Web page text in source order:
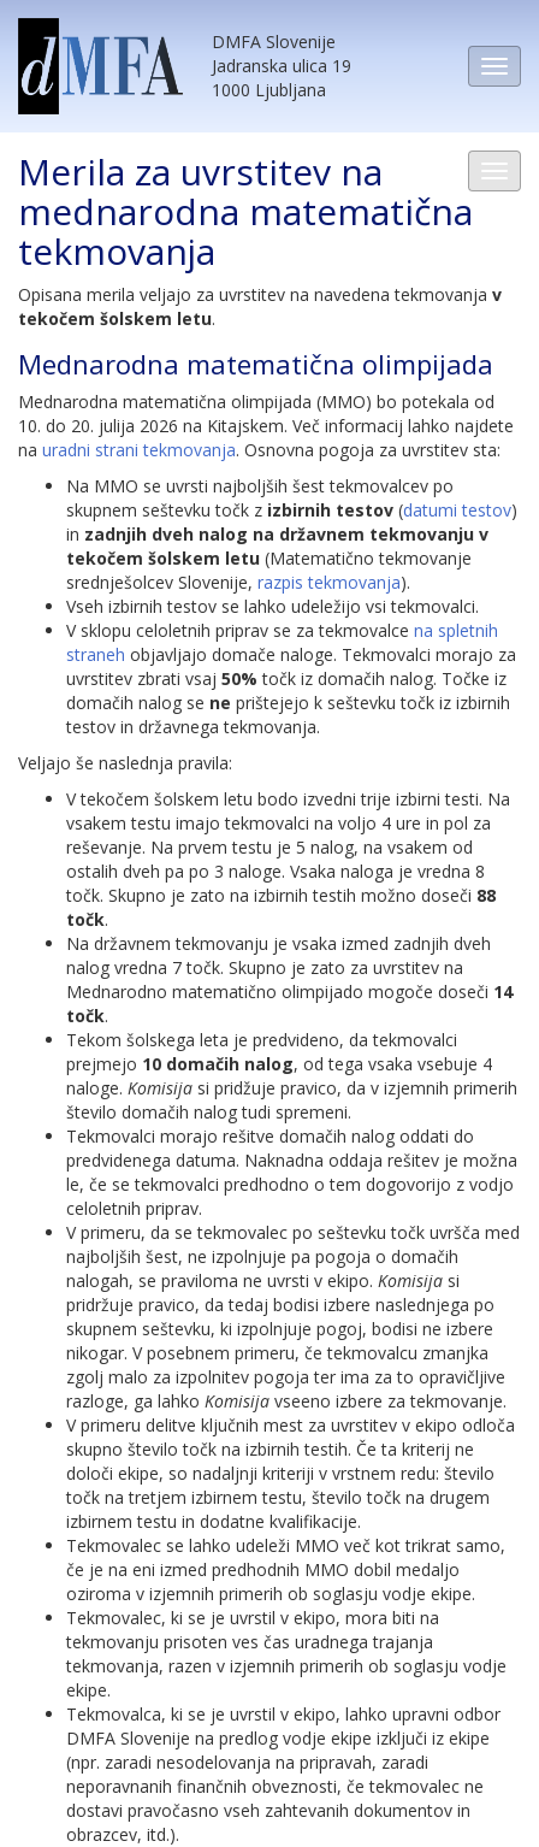
DMFA Slovenije
Jadranska ulica 19
1000 Ljubljana
Merila za uvrstitev na
mednarodna matematična
tekmovanja
Opisana merila veljajo za uvrstitev na navedena tekmovanja v
tekočem šolskem letu.
Mednarodna matematična olimpijada
Mednarodna matematična olimpijada (MMO) bo potekala od
10. do 20. julija 2026 na Kitajskem. Več informacij lahko najdete
na uradni strani tekmovanja. Osnovna pogoja za uvrstitev sta:
Na MMO se uvrsti najboljših šest tekmovalcev po
skupnem seštevku točk z izbirnih testov (datumi testov)
in zadnjih dveh nalog na državnem tekmovanju v
tekočem šolskem letu (Matematično tekmovanje
srednješolcev Slovenije, razpis tekmovanja).
Vseh izbirnih testov se lahko udeležijo vsi tekmovalci.
V sklopu celoletnih priprav se za tekmovalce na spletnih
straneh objavljajo domače naloge. Tekmovalci morajo za
uvrstitev zbrati vsaj 50% točk iz domačih nalog. Točke iz
domačih nalog se ne prištejejo k seštevku točk iz izbirnih
testov in državnega tekmovanja.
Veljajo še naslednja pravila:
V tekočem šolskem letu bodo izvedni trije izbirni testi. Na
vsakem testu imajo tekmovalci na voljo 4 ure in pol za
reševanje. Na prvem testu je 5 nalog, na vsakem od
ostalih dveh pa po 3 naloge. Vsaka naloga je vredna 8
točk. Skupno je zato na izbirnih testih možno doseči 88
točk.
Na državnem tekmovanju je vsaka izmed zadnjih dveh
nalog vredna 7 točk. Skupno je zato za uvrstitev na
Mednarodno matematično olimpijado mogoče doseči 14
točk.
Tekom šolskega leta je predvideno, da tekmovalci
prejmejo 10 domačih nalog, od tega vsaka vsebuje 4
naloge. Komisija si pridžuje pravico, da v izjemnih primerih
število domačih nalog tudi spremeni.
Tekmovalci morajo rešitve domačih nalog oddati do
predvidenega datuma. Naknadna oddaja rešitev je možna
le, če se tekmovalci predhodno o tem dogovorijo z vodjo
celoletnih priprav.
V primeru, da se tekmovalec po seštevku točk uvršča med
najboljših šest, ne izpolnjuje pa pogoja o domačih
nalogah, se praviloma ne uvrsti v ekipo. Komisija si
pridržuje pravico, da tedaj bodisi izbere naslednjega po
skupnem seštevku, ki izpolnjuje pogoj, bodisi ne izbere
nikogar. V posebnem primeru, če tekmovalcu zmanjka
zgolj malo za izpolnitev pogoja ter ima za to opravičljive
razloge, ga lahko Komisija vseeno izbere za tekmovanje.
V primeru delitve ključnih mest za uvrstitev v ekipo odloča
skupno število točk na izbirnih testih. Če ta kriterij ne
določi ekipe, so nadaljnji kriteriji v vrstnem redu: število
točk na tretjem izbirnem testu, število točk na drugem
izbirnem testu in dodatne kvalifikacije.
Tekmovalec se lahko udeleži MMO več kot trikrat samo,
če je na eni izmed predhodnih MMO dobil medaljo
oziroma v izjemnih primerih ob soglasju vodje ekipe.
Tekmovalec, ki se je uvrstil v ekipo, mora biti na
tekmovanju prisoten ves čas uradnega trajanja
tekmovanja, razen v izjemnih primerih ob soglasju vodje
ekipe.
Tekmovalca, ki se je uvrstil v ekipo, lahko upravni odbor
DMFA Slovenije na predlog vodje ekipe izključi iz ekipe
(npr. zaradi nesodelovanja na pripravah, zaradi
neporavnanih finančnih obveznosti, če tekmovalec ne
dostavi pravočasno vseh zahtevanih dokumentov in
obrazcev, itd.).